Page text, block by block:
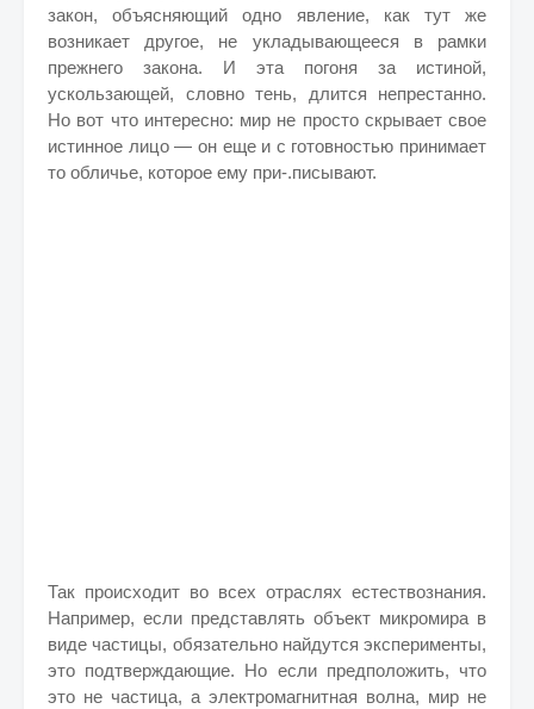
закон, объясняющий одно явление, как тут же
возникает другое, не укладывающееся в рамки
прежнего закона. И эта погоня за истиной,
ускользающей, словно тень, длится непрестанно.
Но вот что интересно: мир не просто скрывает свое
истинное лицо — он еще и с готовностью принимает
то обличье, которое ему при-.писывают.
Так происходит во всех отраслях естествознания.
Например, если представлять объект микромира в
виде частицы, обязательно найдутся эксперименты,
это подтверждающие. Но если предположить, что
это не частица, а электромагнитная волна, мир не